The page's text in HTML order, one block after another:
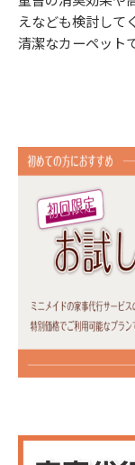
えなども検討して
清潔なカーペット